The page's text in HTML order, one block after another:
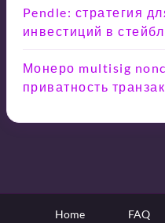
Pendle: стратегия
инвестиций в
Монеро multisig
приватность
Home FAQ